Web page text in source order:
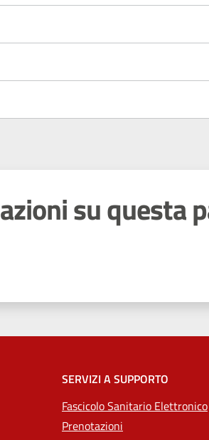
su questa
SERVIZI A SUPPORTO
Fascicolo Sanitario Elettronico
Prenotazioni